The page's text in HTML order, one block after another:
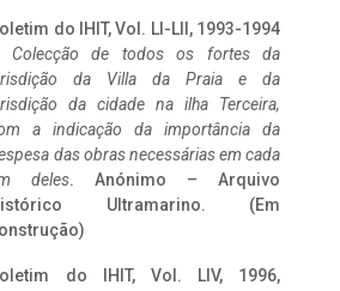
do IHIT, Vol. LI-LII, 1993-1994
Colecção de todos os fortes da
da Villa da Praia e da
da cidade na ilha Terceira,
a indicação da importância da
das obras necessárias em cada
deles. Anónimo – Arquivo
Ultramarino. (Em
do IHIT, Vol. LIV, 1996,